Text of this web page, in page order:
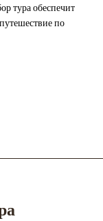
тура обеспечит
по